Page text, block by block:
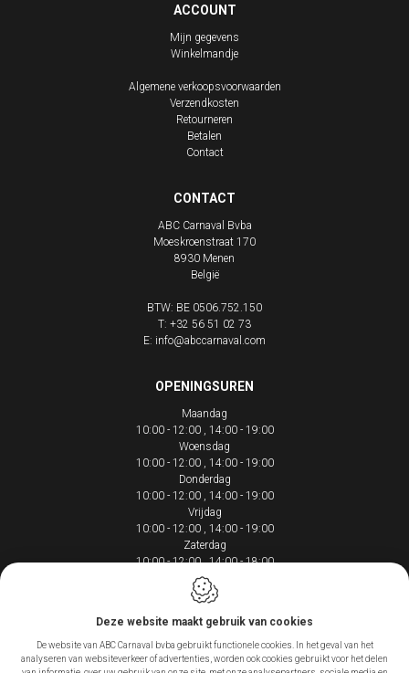
ACCOUNT
Mijn gegevens
Winkelmandje
Algemene verkoopsvoorwaarden
Verzendkosten
Retourneren
Betalen
Contact
CONTACT
ABC Carnaval Bvba
Moeskroenstraat 170
8930 Menen
België
BTW: BE 0506.752.150
T: +32 56 51 02 73
E: info@abccarnaval.com
OPENINGSUREN
Maandag
10:00 - 12:00
14:00 - 19:00
Woensdag
10:00 - 12:00
14:00 - 19:00
Donderdag
10:00 - 12:00
14:00 - 19:00
Vrijdag
10:00 - 12:00
14:00 - 19:00
Zaterdag
10:00 - 12:00
14:00 - 18:00
Webdesign by IDcreation 2020
Cookie policy
Deze website maakt gebruik van cookies
De website van ABC Carnaval bvba gebruikt functionele cookies. In het geval van het
analyseren van websiteverkeer of advertenties, worden ook cookies gebruikt voor het delen